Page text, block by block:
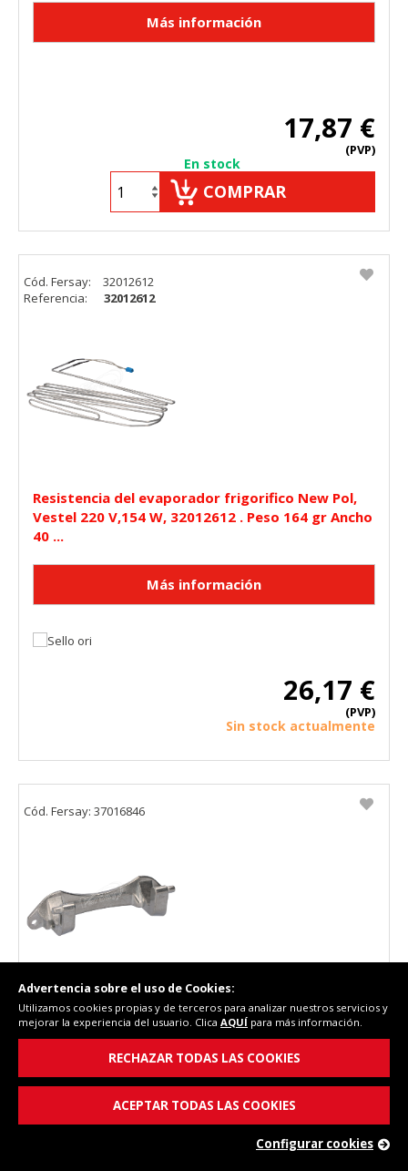
17,87 €
(PVP)
En stock
COMPRAR
Resistencia del evaporador frigorifico New Pol,
Vestel 220 V,154 W, 32012612 . Peso 164 gr Ancho
40 ...
26,17 €
(PVP)
Sin stock actualmente
Cód. Fersay:
32012612
Referencia:
32012612
Bisagra puerta lavadora Vestel 37016846
Cód. Fersay: 37016846
Advertencia sobre el uso de Cookies:
Utilizamos cookies propias y de terceros para analizar nuestros servicios y
mejorar la experiencia del usuario. Clica AQUÍ para más información.
RECHAZAR TODAS LAS COOKIES
ACEPTAR TODAS LAS COOKIES
Configurar cookies